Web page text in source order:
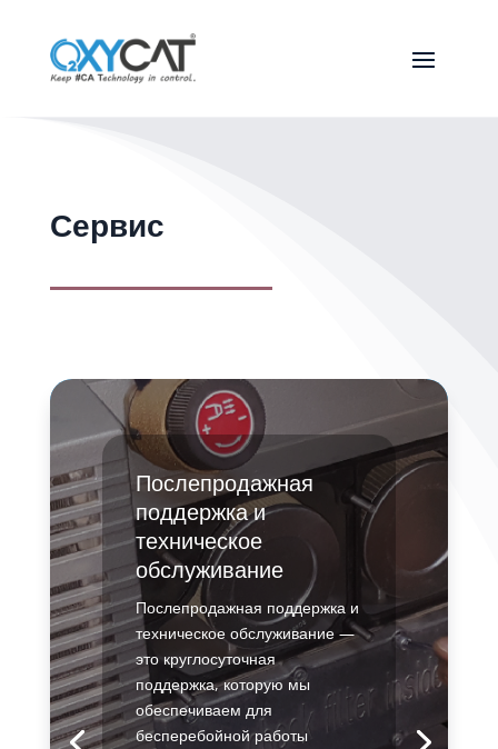
Сервис
Послепродажная
поддержка и
техническое
обслуживание
Послепродажная поддержка и
техническое обслуживание —
это круглосуточная
поддержка, которую мы
обеспечиваем для
бесперебойной работы